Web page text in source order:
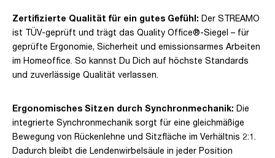
Zertifizierte Qualität für ein gutes Gefühl: Der STREAMO
ist TÜV-geprüft und trägt das Quality Office®-Siegel – für
geprüfte Ergonomie, Sicherheit und emissionsarmes Arbeiten
im Homeoffice. So kannst Du Dich auf höchste Standards
und zuverlässige Qualität verlassen.
Ergonomisches Sitzen durch Synchronmechanik: Die
integrierte Synchronmechanik sorgt für eine gleichmäßige
Bewegung von Rückenlehne und Sitzfläche im Verhältnis 2:1.
Dadurch bleibt die Lendenwirbelsäule in jeder Position